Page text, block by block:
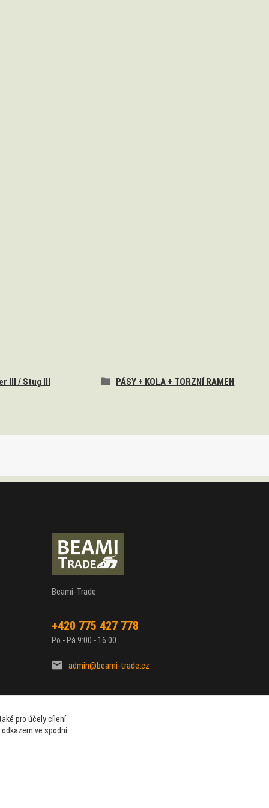
III / Stug III PÁSY + KOLA + TORZNÍ RAMEN
Beami-Trade
+420 775 427 778
Po - Pá 9:00 - 16:00
admin@beami-trade.cz
pro účely cílení
ve spodní